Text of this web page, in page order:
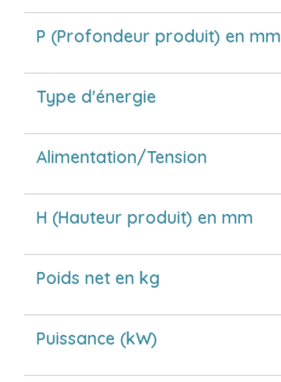
P (Profondeur produit) en mm
Type d'énergie
Alimentation/Tension
H (Hauteur produit) en mm
Poids net en kg
Puissance (kW)